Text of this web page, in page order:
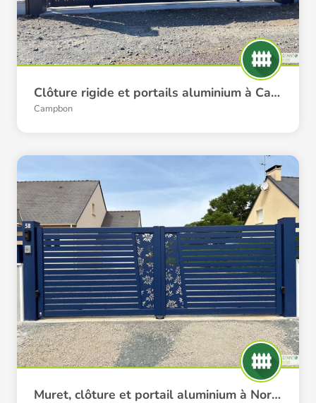
Clôture rigide et portails aluminium à Campbon
Campbon
Muret, clôture et portail aluminium à Nort-sur-Erdre